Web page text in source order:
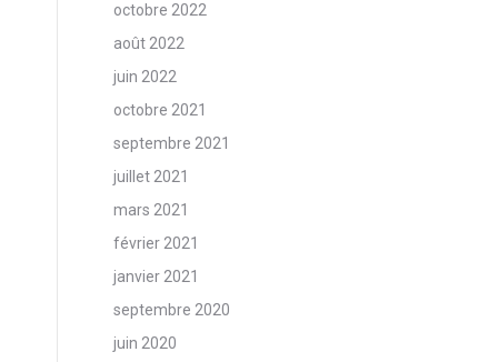
octobre 2022
août 2022
juin 2022
octobre 2021
septembre 2021
juillet 2021
mars 2021
février 2021
janvier 2021
septembre 2020
juin 2020